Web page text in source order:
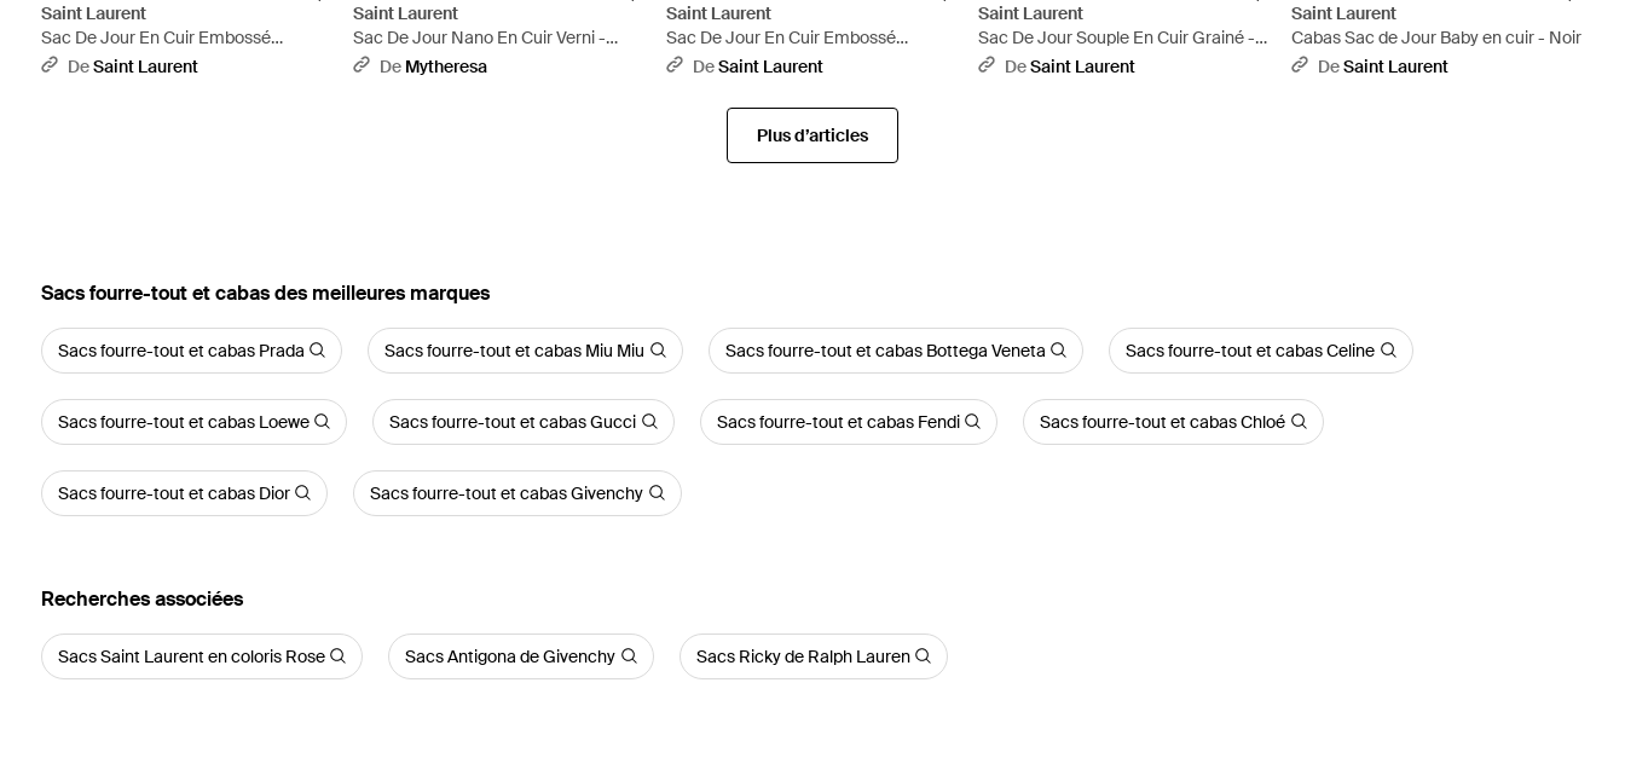
Saint Laurent
Sac De Jour En Cuir Embossé
Crocodile - Marron
DeSaint Laurent
Saint Laurent
Sac De Jour Nano En Cuir Verni -
Violet
De Mytheresa
Saint Laurent
Sac De Jour En Cuir Embossé
Crocodile - Noir
DeSaint Laurent
Saint Laurent
Sac De Jour Souple En Cuir Grainé -
Multicolore
DeSaint Laurent
Saint Laurent
Cabas Sac de Jour Baby en cuir - Noir
DeSaint Laurent
Plus d’articles
‪Sacs fourre-tout et cabas‬ des meilleures marques
Sacs fourre-tout et cabas Prada Sacs fourre-tout et cabas Miu Miu Sacs fourre-tout et cabas Bottega Veneta Sacs fourre-tout et cabas Celine
Sacs fourre-tout et cabas Loewe Sacs fourre-tout et cabas Gucci Sacs fourre-tout et cabas Fendi Sacs fourre-tout et cabas Chloé
Sacs fourre-tout et cabas Dior Sacs fourre-tout et cabas Givenchy
Recherches associées
Sacs Saint Laurent en coloris Rose Sacs Antigona de Givenchy Sacs Ricky de Ralph Lauren